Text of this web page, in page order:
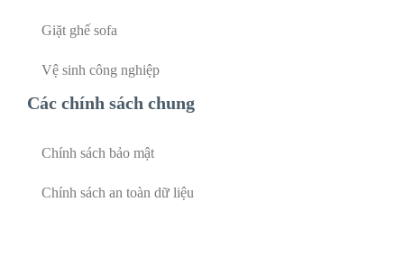
Giặt ghế sofa
Vệ sinh công nghiệp
Các chính sách chung
Chính sách bảo mật
Chính sách an toàn dữ liệu